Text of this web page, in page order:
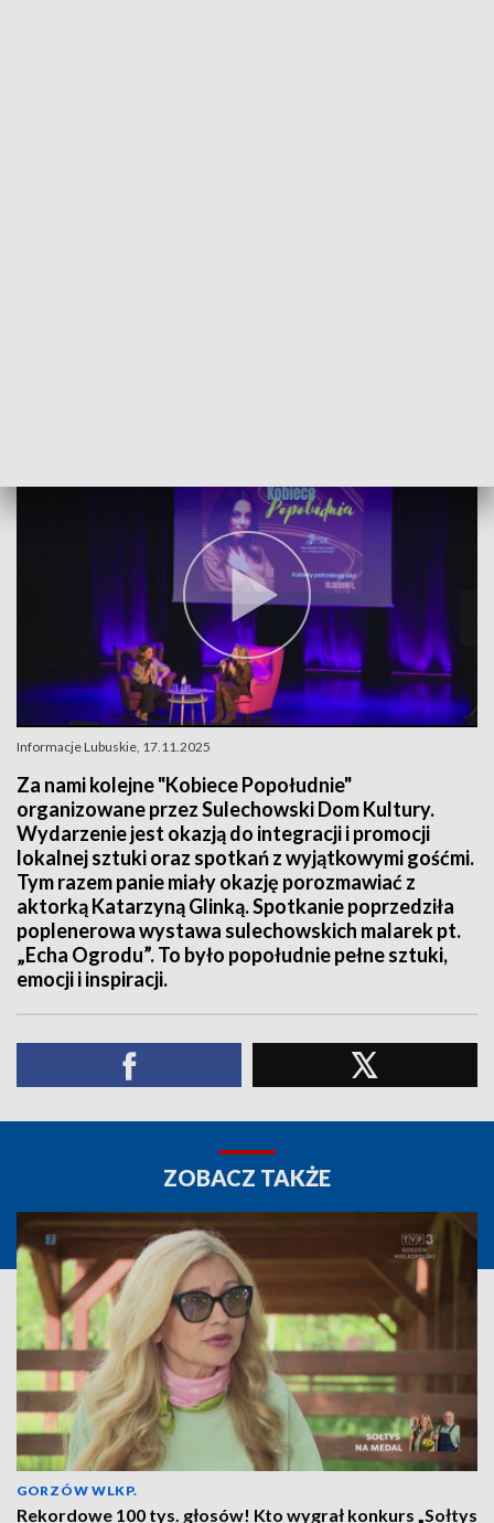
Informacje Lubuskie, 17.11.2025
Za nami kolejne "Kobiece Popołudnie"
organizowane przez Sulechowski Dom Kultury.
Wydarzenie jest okazją do integracji i promocji
lokalnej sztuki oraz spotkań z wyjątkowymi gośćmi.
Tym razem panie miały okazję porozmawiać z
aktorką Katarzyną Glinką. Spotkanie poprzedziła
poplenerowa wystawa sulechowskich malarek pt.
„Echa Ogrodu”. To było popołudnie pełne sztuki,
emocji i inspiracji.
ZOBACZ TAKŻE
GORZÓW WLKP.
Rekordowe 100 tys. głosów! Kto wygrał konkurs „Sołtys